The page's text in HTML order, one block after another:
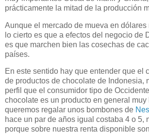
prácticamente la mitad de la producción
Aunque el mercado de mueva en dólares
lo cierto es que a efectos del negocio de
es que marchen bien las cosechas de
países.
En este sentido hay que entender que el
de productos de chocolate de Indonesia,
perfil que el consumidor tipo de
chocolate es un producto en general muy
queremos regalar unos bombones de
hace un par de años igual costaba 4 o 5,
porque sobre nuestra renta disponible